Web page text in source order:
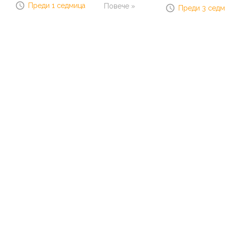
Повече »
Преди 1 седмица Преди 3